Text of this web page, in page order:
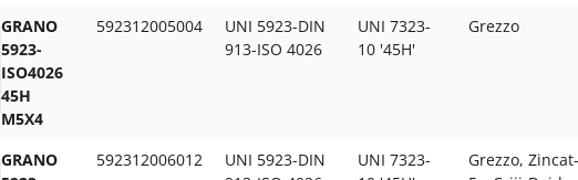
GRANO
5923-
ISO4026
45H
M5X4
592312005004
UNI 5923-DIN
913-ISO 4026
UNI 7323-
10 '45H'
Grezzo
GRANO
592312006012
UNI 5923-DIN
UNI 7323-
Grezzo, Zincat-